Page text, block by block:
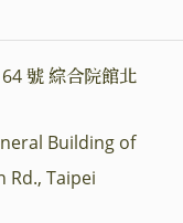
號 綜合院館北
Building of
Rd., Taipei